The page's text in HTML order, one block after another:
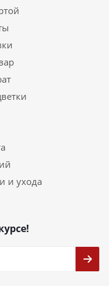
и ухода